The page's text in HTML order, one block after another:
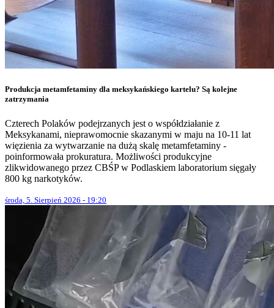
Produkcja metamfetaminy dla meksykańskiego kartelu? Są kolejne
zatrzymania
Czterech Polaków podejrzanych jest o współdziałanie z
Meksykanami, nieprawomocnie skazanymi w maju na 10-11 lat
więzienia za wytwarzanie na dużą skalę metamfetaminy -
poinformowała prokuratura. Możliwości produkcyjne
zlikwidowanego przez CBŚP w Podlaskiem laboratorium sięgały
800 kg narkotyków.
środa, 5. Sierpień 2026 - 19:20